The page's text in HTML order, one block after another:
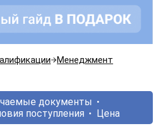
Менеджмент
документы
поступления Цена